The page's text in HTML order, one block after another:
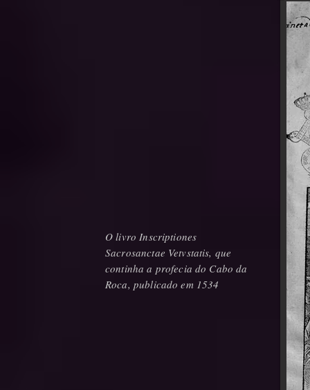
O livro Inscriptiones
Sacrosanctae Vetvstatis, que
continha a profecia do Cabo da
Roca, publicado em 1534